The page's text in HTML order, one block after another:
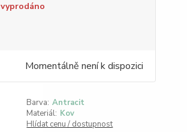
vyprodáno
Momentálně není k dispozici
Barva: Antracit
Materiál: Kov
Hlídat cenu / dostupnost